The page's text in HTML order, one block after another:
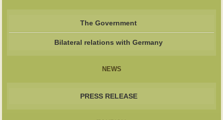
The Government
Bilateral relations with Germany
NEWS
PRESS RELEASE